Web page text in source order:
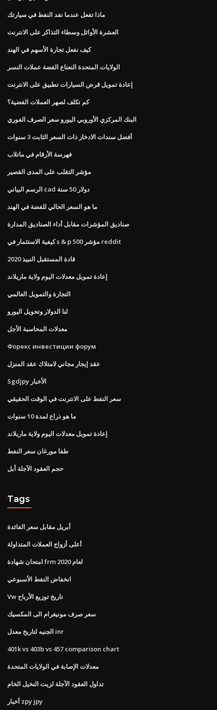
ماذا تفعل عندما نفد النفط في سيارتك
العشرة الأوائل وسطاء التذاكر على الانترنت
كيف نفعل تجارة الأسهم في الهند
الولايات المتحدة النعناع الفضة عملات النسر
إعادة تمويل قرض السيارات تطبيق على الانترنت
كم تكلف لصهر العملات الفضية؟
البنك المركزي الأوروبي اليورو سعر الصرف الفوري
أفضل سندات الادخار ذات السعر الثابت 3 سنوات
فهرسة الأرقام في ماتلاب
مؤشر التقلب على المدى القصير
الرسم البياني cad دولار 50 سنة
ما هو السعر الحالي للفضة في الهند
صناديق المؤشرات مقابل أداء الصناديق المدارة
كيفية الاستثمار في s & p 500 مؤشر reddit
قادة المستقبل النبيذ 2020
إعادة تمويل معدلات اليوم ولاية ماريلاند
التجارة والتمويل العالمي
لنا الدولار وتحويل اليورو
معدلات المحاسبة الأجل
Форекс инвестиции форум
عقد إيجار مجاني لامتلاك عقد المنزل
Sgdjpy الأخبار
سعر النفط على الانترنت في الوقت الحقيقي
ما هو ذراع لمدة 10 سنوات
إعادة تمويل معدلات اليوم ولاية ماريلاند
طفا مورغان سعر النفط
حجم العقود الآجلة أبل
Tags
أبريل مقابل سعر الفائدة
أعلى أزواج العملات المتداولة
امتحان شهادة frm لعام 2020
انخفاض النفط الأسبوعي
Vw تاريخ توزيع الأرباح
سعر صرف مونيغرام الى المكسيك
الجنيه لتاريخ معدل inr
401k vs 403b vs 457 comparison chart
معدلات الإصابة في الولايات المتحدة
تداول العقود الآجلة لزيت النخيل الخام
أخبار zpy jpy